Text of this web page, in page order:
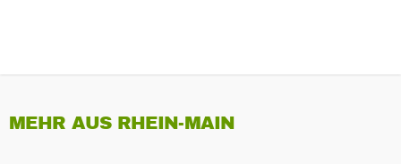
MEHR AUS RHEIN-MAIN